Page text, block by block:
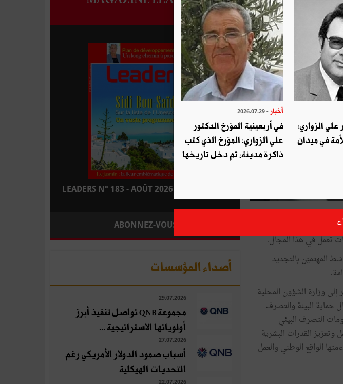
تشارك تونس في المعرض الدولي لتكنولوجيا البيئة ECOMONDO 2019 الذي ينتظم بمدينة ريميني الإيطالية من 5 إلى 8
راغبة في حيازة
تعمل في هذا المجال.
المهتميّن بالتجديد
البيئة المحدث في جوان 1996 والراجع بالنظر إلى وزارة الشؤون المحلية
حماية البيئة والتصرف
التصرف البيئي
وتعزيز القدرات البشرية
الواقع الوطني والعمل
LEADERS N° 183 - AOÛT 2026 : EN KIOSQUE
ABONNEZ-VOUS
أصداء المؤسسات
29.07.2026
مجموعة QNB تواصل تنفيذ أبرز
أولوياتها الاستراتيجية ...
27.07.2026
أسباب صمود الدولار الأمريكي رغم
التحديات الهيكلية
22.07.2026
علي الزواري:
في ميدان
أخبار - 2026.07.29
في أربعينية المؤرخ الدكتور
علي الزواري: المؤرخ الذي كتب
ذاكرة مدينة، ثم دخل تاريخها